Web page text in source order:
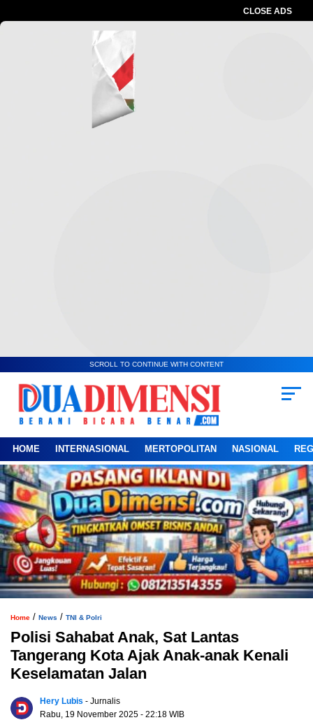
CLOSE ADS
SCROLL TO CONTINUE WITH CONTENT
HOME INTERNASIONAL MERTOPOLITAN NASIONAL
Home / News / TNI & Polri
Polisi Sahabat Anak, Sat Lantas
Tangerang Kota Ajak Anak-anak Kenali
Keselamatan Jalan
Hery Lubis - Jurnalis
Rabu, 19 November 2025 - 22:18 WIB